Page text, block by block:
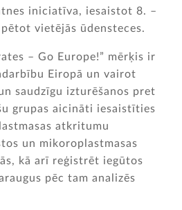
iniciatīva, iesaistot 8. –
vietējās ūdensteces.
– Go Europe!” mērķis ir
Eiropā un vairot
saudzīgu izturēšanos pret
grupas aicināti iesaistīties
atkritumu
un mikoroplastmasas
kā arī reģistrēt iegūtos
pēc tam analizēs